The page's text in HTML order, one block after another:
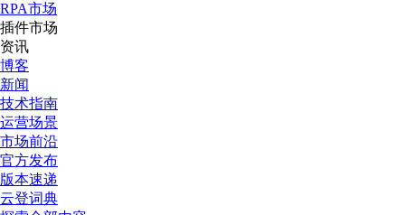
RPA市场
插件市场
资讯
博客
新闻
技术指南
运营场景
市场前沿
官方发布
版本速递
云登词典